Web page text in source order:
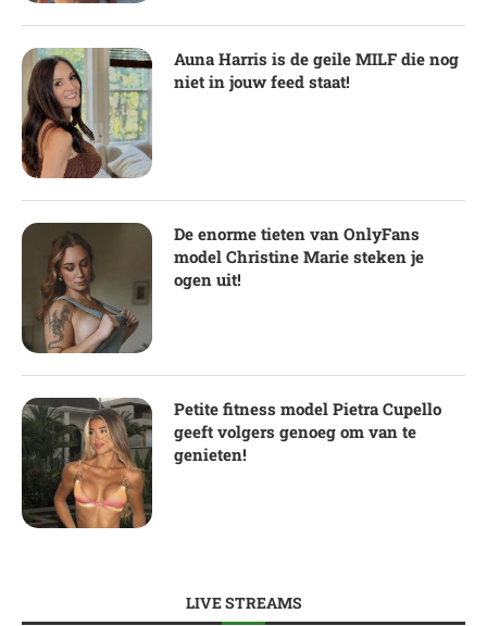
Auna Harris is de geile MILF die nog
niet in jouw feed staat!
De enorme tieten van OnlyFans
model Christine Marie steken je
ogen uit!
Petite fitness model Pietra Cupello
geeft volgers genoeg om van te
genieten!
LIVE STREAMS